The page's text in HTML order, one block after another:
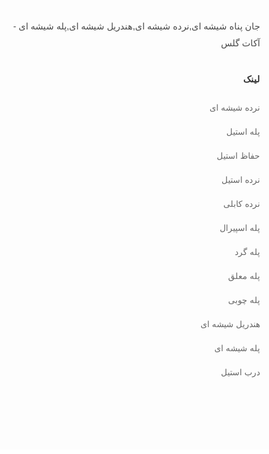
جان پناه شیشه ای,نرده شیشه ای,هندریل شیشه ای,پله شیشه ای -
آکات گلس
لینک
نرده شیشه ای
پله استیل
حفاظ استیل
نرده استیل
نرده کابلی
پله اسپیرال
پله گرد
پله معلق
پله چوبی
هندریل شیشه ای
پله شیشه ای
درب استیل